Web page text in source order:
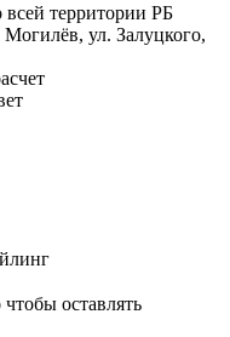
территории РБ
Могилёв, ул. Залуцкого,
чтобы оставлять